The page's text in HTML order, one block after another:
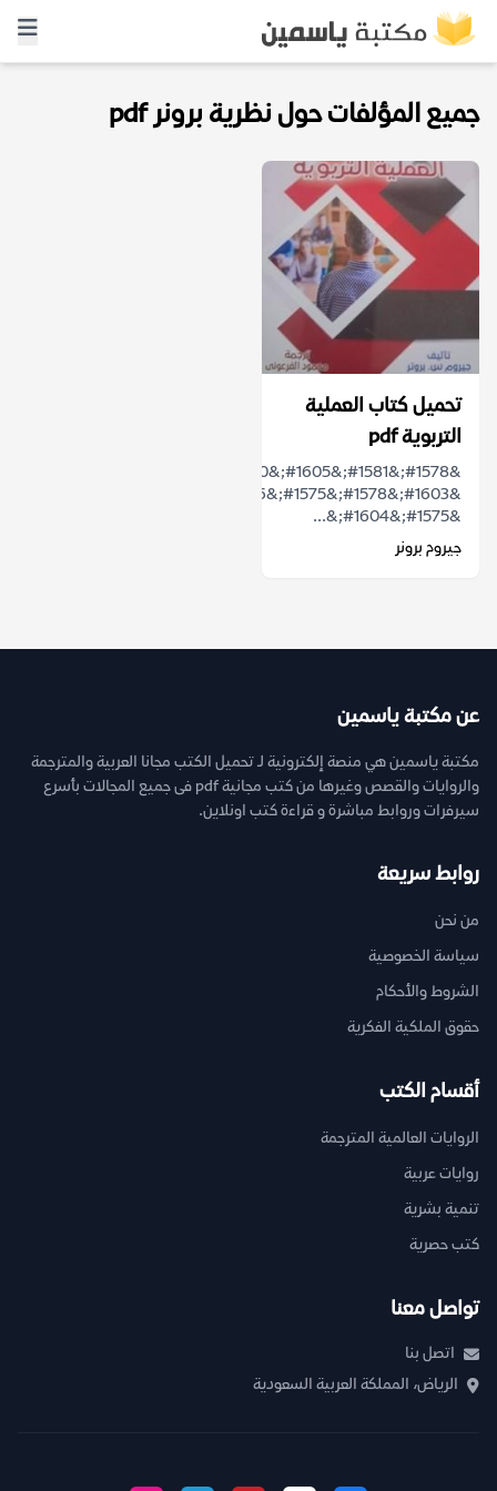
جميع المؤلفات حول نظرية برونر pdf
تحميل كتاب العملية
التربوية pdf
&#1575;&#1604;&...
جيروم برونر
عن مكتبة ياسمين
مكتبة ياسمين هي منصة إلكترونية لـ تحميل الكتب مجانا العربية والمترجمة
والروايات والقصص وغيرها من كتب مجانية pdf فى جميع المجالات بأسرع
سيرفرات وروابط مباشرة و قراءة كتب اونلاين.
روابط سريعة
من نحن
سياسة الخصوصية
الشروط والأحكام
حقوق الملكية الفكرية
أقسام الكتب
الروايات العالمية المترجمة
روايات عربية
تنمية بشرية
كتب حصرية
تواصل معنا
اتصل بنا
الرياض، المملكة العربية السعودية